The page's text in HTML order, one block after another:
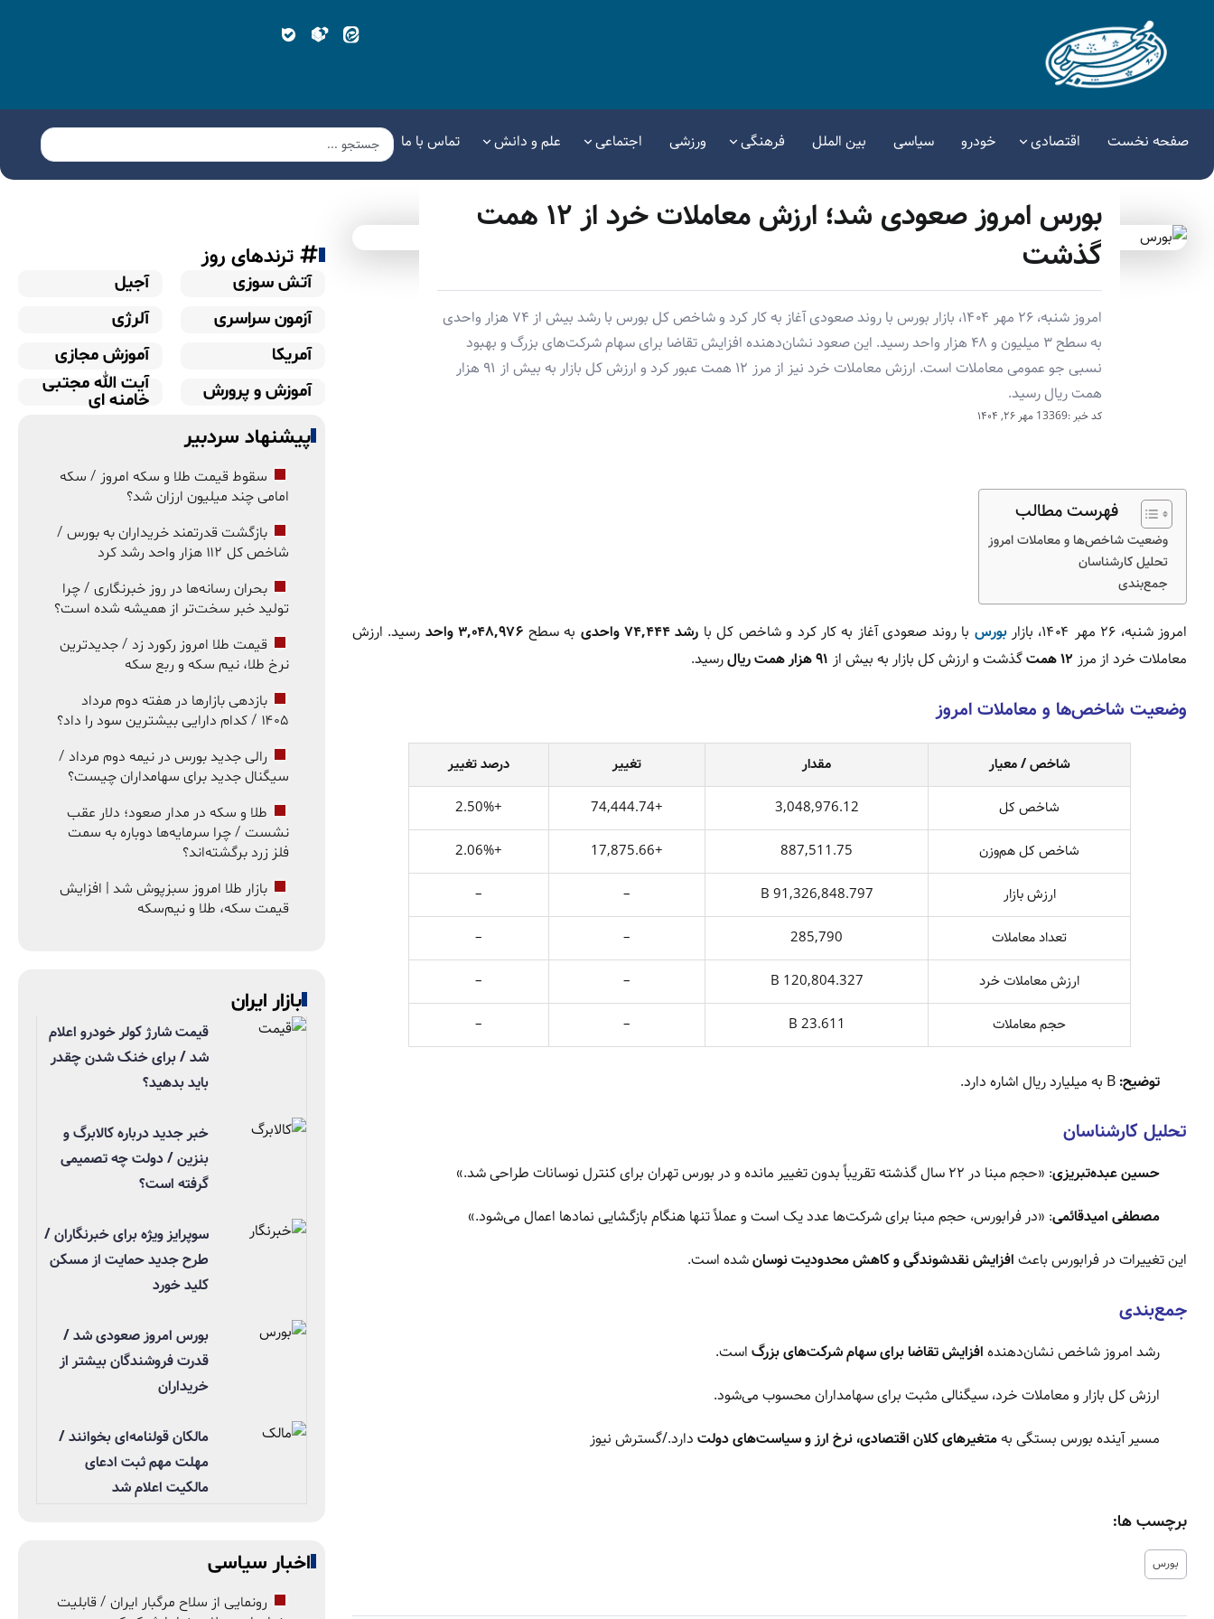
صفحه نخست اقتصادی خودرو سیاسی بین الملل فرهنگی ورزشی اجتماعی علم و دانش تماس با ما
بورس امروز صعودی شد؛ ارزش معاملات خرد از ۱۲ همت
گذشت
امروز شنبه، ۲۶ مهر ۱۴۰۴، بازار بورس با روند صعودی آغاز به کار کرد و شاخص کل بورس با رشد بیش از ۷۴ هزار واحدی
به سطح ۳ میلیون و ۴۸ هزار واحد رسید. این صعود نشان‌دهنده افزایش تقاضا برای سهام شرکت‌های بزرگ و بهبود
نسبی جو عمومی معاملات است. ارزش معاملات خرد نیز از مرز ۱۲ همت عبور کرد و ارزش کل بازار به بیش از ۹۱ هزار
همت ریال رسید.
کد خبر :13369 مهر ۲۶, ۱۴۰۴
فهرست مطالب
وضعیت شاخص‌ها و معاملات امروز
تحلیل کارشناسان
جمع‌بندی
امروز شنبه، ۲۶ مهر ۱۴۰۴، بازار بورس با روند صعودی آغاز به کار کرد و شاخص کل با رشد ۷۴,۴۴۴ واحدی به سطح ۳,۰۴۸,۹۷۶ واحد
رسید. ارزش
معاملات خرد از مرز ۱۲ همت گذشت و ارزش کل بازار به بیش از ۹۱ هزار همت ریال رسید.
وضعیت شاخص‌ها و معاملات امروز
شاخص / معیار مقدار تغییر
درصد تغییر
شاخص کل
3,048,976.12
+74,444.74
+2.50%
شاخص کل هم‌وزن
887,511.75
+17,875.66
+2.06%
ارزش بازار
91,326,848.797 B
–
–
تعداد معاملات
285,790
–
–
ارزش معاملات خرد
120,804.327 B
–
–
حجم معاملات
23.611 B
–
–
توضیح:
تحلیل کارشناسان
حسین عبده‌تبریزی: «حجم مبنا در ۲۲ سال گذشته تقریباً بدون تغییر مانده و در بورس تهران برای کنترل نوسانات طراحی شد.»
مصطفی امیدقائمی: «در فرابورس، حجم مبنا برای شرکت‌ها عدد یک است و عملاً تنها هنگام بازگشایی نمادها اعمال می‌شود.»
این تغییرات در فرابورس باعث افزایش نقدشوندگی و کاهش محدودیت نوسانشده است.
جمع‌بندی
رشد امروز شاخص نشان‌دهنده افزایش تقاضا برای سهام شرکت‌های بزرگ است.
ارزش کل بازار و معاملات خرد، سیگنالی مثبت برای سهامداران محسوب می‌شود.
مسیر آینده بورس بستگی بهمتغیرهای کلان اقتصادی، نرخ ارز و سیاست‌های دولت دارد./گسترش نیوز
برچسب ها:
بورس
ترندهای روز
آتش سوزی
آجیل
آزمون سراسری
آلرژی
آمریکا
آموزش مجازی
آموزش و پرورش
آیت الله مجتبی
خامنه ای
پیشنهاد سردبیر
سقوط قیمت طلا و سکه امروز / سکه
امامی چند میلیون ارزان شد؟
بازگشت قدرتمند خریداران به بورس /
شاخص کل ۱۱۲ هزار واحد رشد کرد
بحران رسانه‌ها در روز خبرنگاری / چرا
تولید خبر سخت‌تر از همیشه شده است؟
قیمت طلا امروز رکورد زد / جدیدترین
نرخ طلا، نیم سکه و ربع سکه
بازدهی بازارها در هفته دوم مرداد
۱۴۰۵ / کدام دارایی بیشترین سود را داد؟
رالی جدید بورس در نیمه دوم مرداد /
سیگنال جدید برای سهامداران چیست؟
طلا و سکه در مدار صعود؛ دلار عقب
نشست / چرا سرمایه‌ها دوباره به سمت
فلز زرد برگشته‌اند؟
بازار طلا امروز سبزپوش شد | افزایش
قیمت سکه، طلا و نیم‌سکه
بازار ایران
قیمت شارژ کولر خودرو اعلام
شد / برای خنک شدن چقدر
باید بدهید؟
خبر جدید درباره کالابرگ و
بنزین / دولت چه تصمیمی
گرفته است؟
سوپرایز ویژه برای خبرنگاران /
طرح جدید حمایت از مسکن
کلید خورد
بورس امروز صعودی شد /
قدرت فروشندگان بیشتر از
خریداران
مالکان قولنامه‌ای بخوانند /
مهلت مهم ثبت ادعای
مالکیت اعلام شد
اخبار سیاسی
رونمایی از سلاح مرگبار ایران / قابلیت